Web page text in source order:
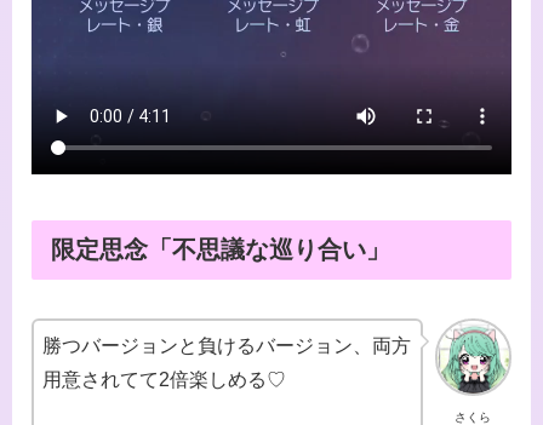
限定思念「不思議な巡り合い」
さくら
勝つバージョンと負けるバージョン、両方
用意されてて2倍楽しめる♡